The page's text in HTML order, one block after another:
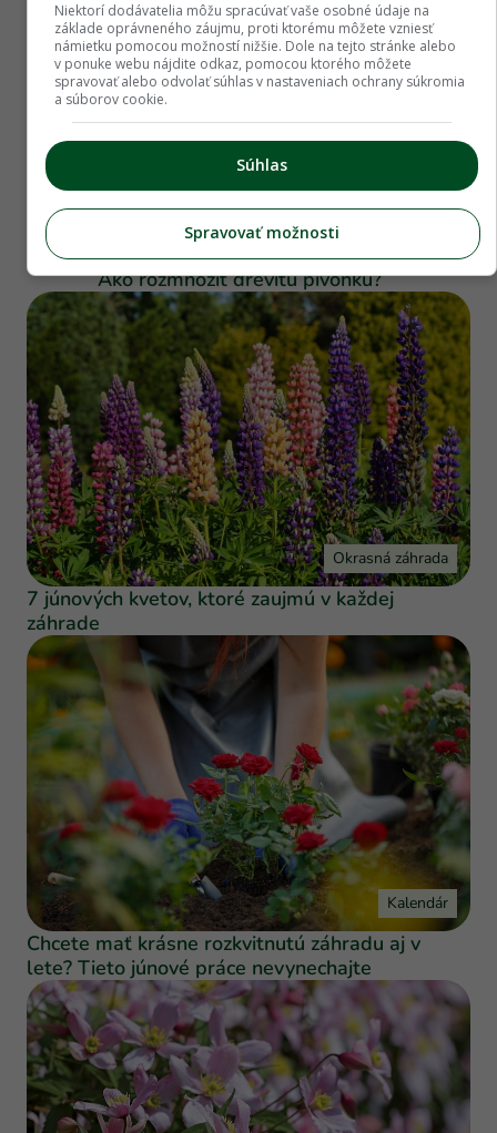
Ako rozmnožiť drevitú pivonku?
Okrasná záhrada
7 júnových kvetov, ktoré zaujmú v každej
záhrade
Kalendár
Chcete mať krásne rozkvitnutú záhradu aj v
lete? Tieto júnové práce nevynechajte
Niektorí dodávatelia môžu spracúvať vaše osobné údaje na
základe oprávneného záujmu, proti ktorému môžete vzniesť
námietku pomocou možností nižšie. Dole na tejto stránke alebo
v ponuke webu nájdite odkaz, pomocou ktorého môžete
spravovať alebo odvolať súhlas v nastaveniach ochrany súkromia
a súborov cookie.
Súhlas
Spravovať možnosti